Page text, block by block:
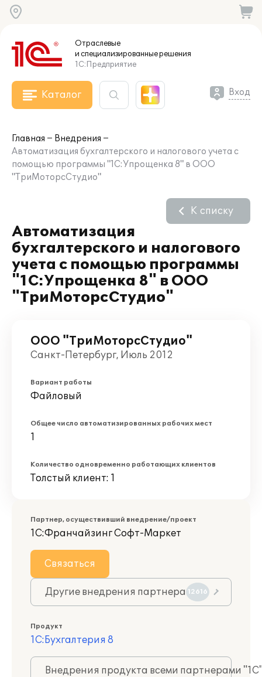
Отраслевые
и специализированныерешения
1С:Предприятие
Каталог Вход
Главная
Внедрения
Автоматизация бухгалтерского и налогового учета с
помощью программы "1С:Упрощенка 8" в ООО
"ТриМоторсСтудио"
Автоматизация
бухгалтерского и налогового
учета с помощью программы
"1С:Упрощенка 8" в ООО
"ТриМоторсСтудио"
К списку
ООО "ТриМоторсСтудио"
Санкт-Петербург, Июль 2012
Вариант работы
Файловый
Общее число автоматизированных рабочих мест
1
Количество одновременно работающих клиентов
Толстый клиент: 1
Партнер, осуществивший внедрение/проект
1С:Франчайзинг Софт-Маркет
Связаться
Другие внедрения партнера 12616
Продукт
1С:Бухгалтерия 8
Внедрения продукта всеми партнерами